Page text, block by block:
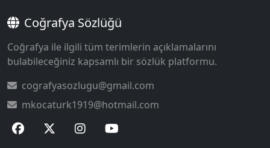
Coğrafya Sözlüğü
Coğrafya ile ilgili tüm terimlerin açıklamalarını
bulabileceğiniz kapsamlı bir sözlük platformu.
cografyasozlugu@gmail.com
mkocaturk1919@hotmail.com